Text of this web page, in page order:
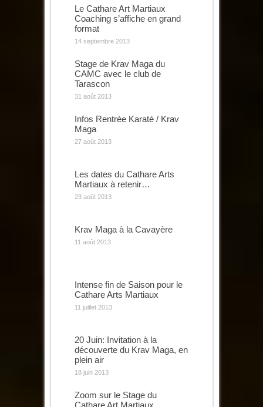
Le Cathare Art Martiaux
Coaching s’affiche en grand
format
14 septembre 2013
Stage de Krav Maga du
CAMC avec le club de
Tarascon
31 août 2013
Infos Rentrée Karaté / Krav
Maga
27 août 2013
Les dates du Cathare Arts
Martiaux à retenir…
23 août 2013
Krav Maga à la Cavayère
11 août 2013
Intense fin de Saison pour le
Cathare Arts Martiaux
11 juillet 2013
20 Juin: Invitation à la
découverte du Krav Maga, en
plein air
18 juin 2013
Zoom sur le Stage du
Cathare Art Martiaux